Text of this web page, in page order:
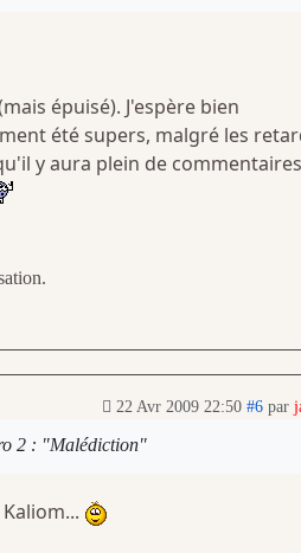
épuisé). J'espère bien
été supers, malgré les
y aura plein de
22 Avr 2009 22:50 #6 par
2 : "Malédiction"